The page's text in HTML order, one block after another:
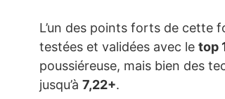
L’un des points forts de cette
testées et validées avec le top
poussiéreuse, mais bien des
jusqu’à 7,22+.